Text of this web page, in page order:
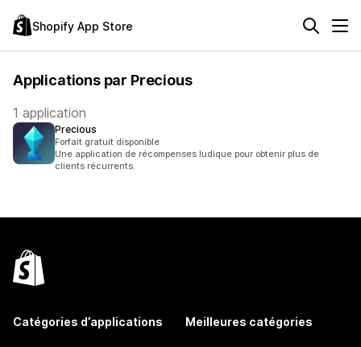
Shopify App Store
Applications par Precious
1 application
Precious
Forfait gratuit disponible
Une application de récompenses ludique pour obtenir plus de
clients récurrents.
Catégories d’applications Meilleures catégories